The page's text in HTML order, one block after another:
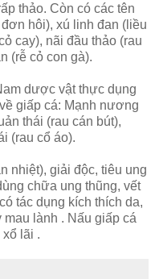
thảo. Còn có các tên
hôi), xú linh đan (liều
cay), nãi đầu thảo (rau
(rễ cỏ con gà).
dược vật thực dụng
giấp cá: Mạnh nương
thái (rau cán bút),
(rau cổ áo).
nhiệt), giải độc, tiêu ung
chữa ung thũng, vết
tác dụng kích thích da,
lành . Nấu giấp cá
lãi .